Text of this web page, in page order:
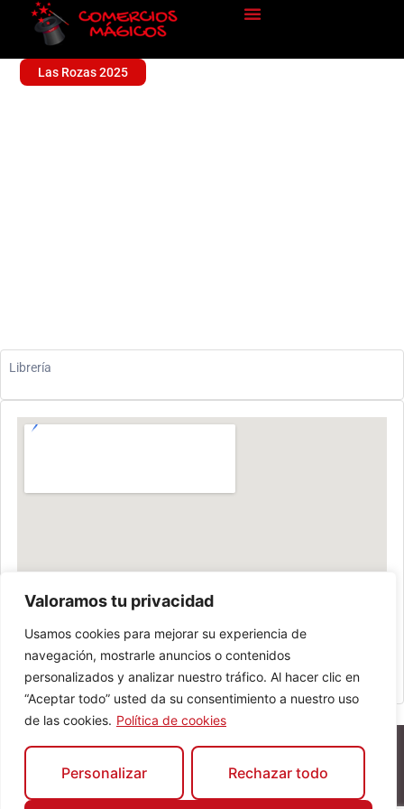
Valoramos tu privacidad
Usamos cookies para mejorar su experiencia de
navegación, mostrarle anuncios o contenidos
personalizados y analizar nuestro tráfico. Al hacer clic en
“Aceptar todo” usted da su consentimiento a nuestro uso
de las cookies. Política de cookies
Personalizar Rechazar todo
Las Rozas 2025
Librería